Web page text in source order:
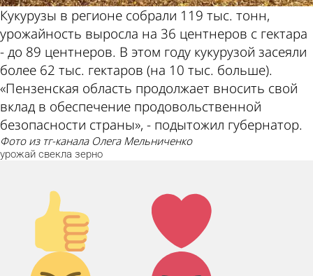
Кукурузы в регионе собрали 119 тыс. тонн,
урожайность выросла на 36 центнеров с гектара
- до 89 центнеров. В этом году кукурузой засеяли
более 62 тыс. гектаров (на 10 тыс. больше).
«Пензенская область продолжает вносить свой
вклад в обеспечение продовольственной
безопасности страны», - подытожил губернатор.
фото из тг-канала Олега Мельниченко
урожай свекла зерно
Палец
вверх!
Лайк!
Дикий
Агрессия!